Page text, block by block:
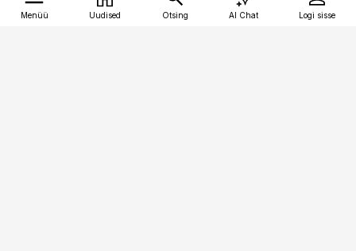
Menüü Uudised Otsing AI Chat Logi sisse